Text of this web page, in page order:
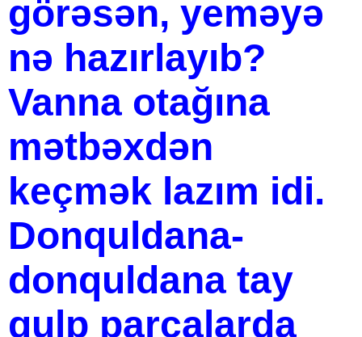
görəsən, yeməyə
nə hazırlayıb?
Vanna otağına
mətbəxdən
keçmək lazım idi.
Donquldana-
donquldana tay
qulp parçalarda